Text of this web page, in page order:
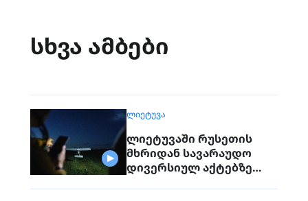
სხვა ამბები
ᲚᲘᲔᲢᲣᲕᲐ
ლიეტუვაში რუსეთის
მხრიდან სავარაუდო
დივერსიულ აქტებზე